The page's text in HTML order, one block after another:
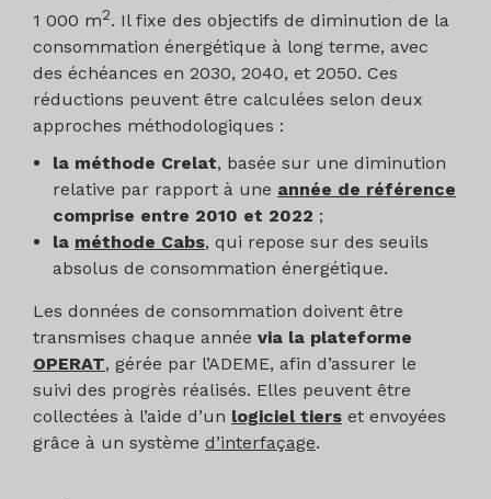
1 000 m2. Il fixe des objectifs de diminution de la
consommation énergétique à long terme, avec
des échéances en 2030, 2040, et 2050. Ces
réductions peuvent être calculées selon deux
approches méthodologiques :
la méthode Crelat, basée sur une diminution
relative par rapport à une année de référence
comprise entre 2010 et 2022 ;
la méthode Cabs, qui repose sur des seuils
absolus de consommation énergétique.
Les données de consommation doivent être
transmises chaque année via la plateforme
OPERAT, gérée par l’ADEME, afin d’assurer le
suivi des progrès réalisés. Elles peuvent être
collectées à l’aide d’un logiciel tiers et envoyées
grâce à un système d’interfaçage.